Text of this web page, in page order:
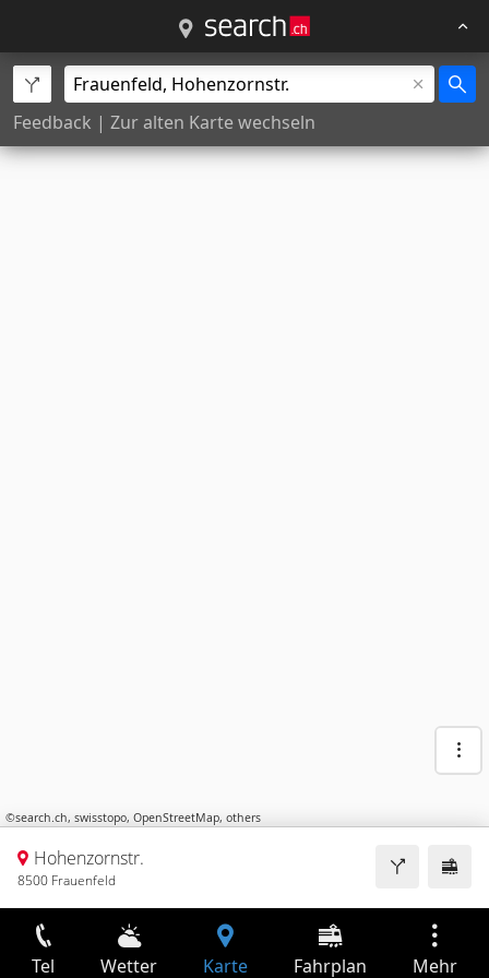
Feedback | Zur alten Karte wechseln
©search.ch, swisstopo, OpenStreetMap, others
Hohenzornstr.
8500 Frauenfeld
Tel Wetter Karte Fahrplan Mehr